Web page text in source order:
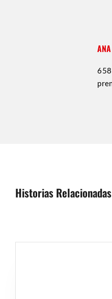
Historias Relacionadas